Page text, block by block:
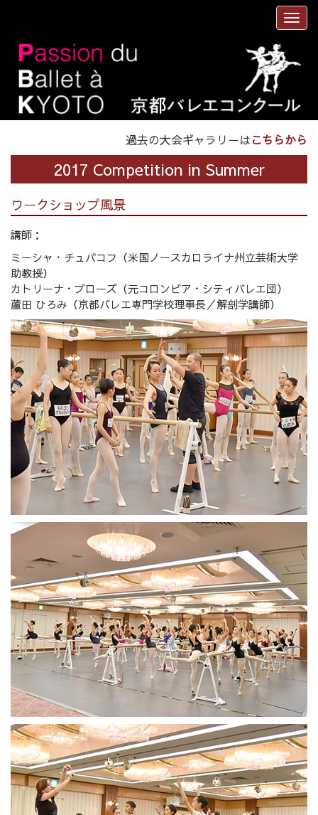
過去の大会ギャラリーはこちらから
2017 Competition in Summer
ワークショップ風景
講師：
ミーシャ・チュパコフ（米国ノースカロライナ州立芸術大学
助教授）
カトリーナ・ブローズ（元コロンビア・シティバレエ団）
蘆田 ひろみ（京都バレエ専門学校理事長／解剖学講師）